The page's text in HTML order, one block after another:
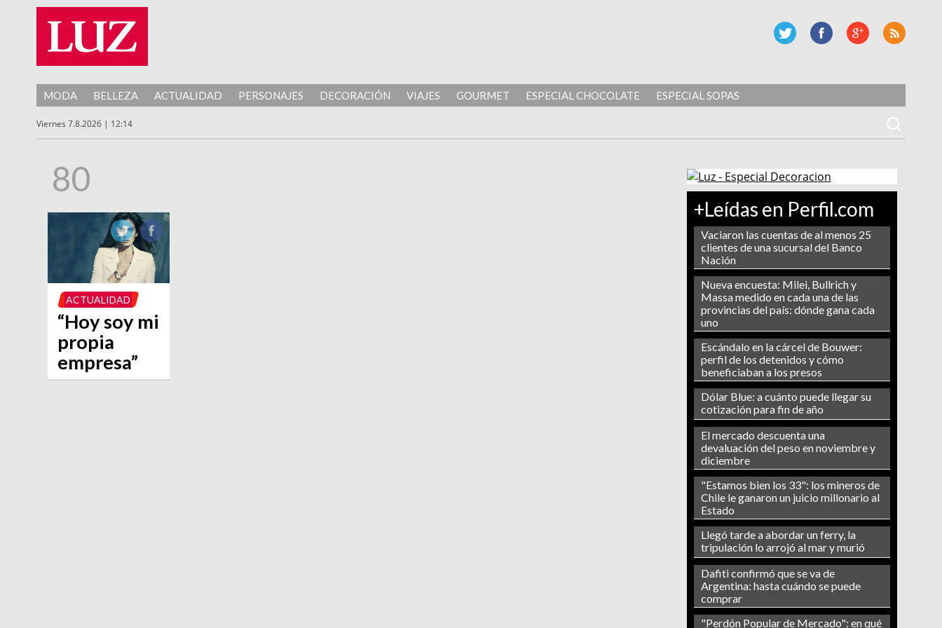
MODA BELLEZA ACTUALIDAD PERSONAJES DECORACIÓN VIAJES GOURMET ESPECIAL CHOCOLATE ESPECIAL SOPAS
Viernes 7.8.2026 | 12:14
+Leídas en Perfil.com
Vaciaron las cuentas de al menos 25
clientes de una sucursal del Banco
Nación
Nueva encuesta: Milei, Bullrich y
Massa medido en cada una de las
provincias del país: dónde gana cada
uno
Escándalo en la cárcel de Bouwer:
perfil de los detenidos y cómo
beneficiaban a los presos
Dólar Blue: a cuánto puede llegar su
cotización para fin de año
El mercado descuenta una
devaluación del peso en noviembre y
diciembre
"Estamos bien los 33": los mineros de
Chile le ganaron un juicio millonario al
Estado
Llegó tarde a abordar un ferry, la
tripulación lo arrojó al mar y murió
Dafiti confirmó que se va de
Argentina: hasta cuándo se puede
comprar
"Perdón Popular de Mercado": en qué
80
ACTUALIDAD
“Hoy soy mi
propia
empresa”